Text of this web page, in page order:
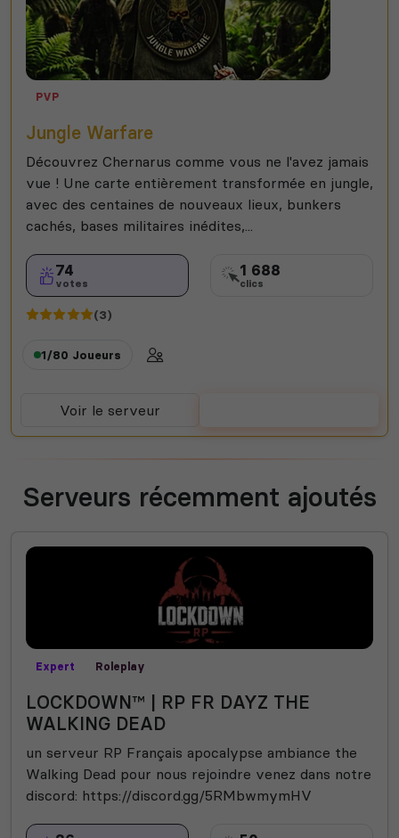
PVP
Jungle Warfare
Découvrez Chernarus comme vous ne l'avez jamais
vue ! Une carte entièrement transformée en jungle,
avec des centaines de nouveaux lieux, bunkers
cachés, bases militaires inédites,...
74
votes
1 688
clics
(3)
1/80 Joueurs
Voir le serveur
Serveurs récemment ajoutés
Expert Roleplay
LOCKDOWN™ | RP FR DAYZ THE
WALKING DEAD
un serveur RP Français apocalypse ambiance the
Walking Dead pour nous rejoindre venez dans notre
discord: https://discord.gg/5RMbwmymHV